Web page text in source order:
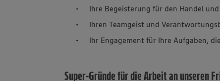
Ihre Begeisterung für den Handel
Ihren Teamgeist und
Ihr Engagement für Ihre Aufgaben,
Super-Gründe für die Arbeit an unseren